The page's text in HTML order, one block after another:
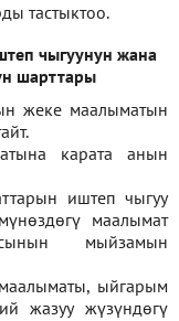
тастыктоо.
чыгуунун жана
шарттары
жеке маалыматын
карата анын
иштеп чыгуу
маалымат
мыйзамын
ыйгарым
жазуу жүзүндөгү